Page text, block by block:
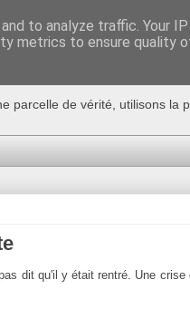
parcelle de vérité, utilisons
dit qu'il y était rentré. Une crise
to analyze traffic. Your
metrics to ensure quality